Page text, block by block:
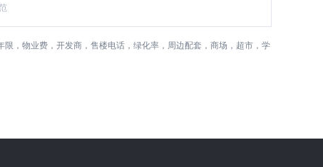
，物业费，开发商，售楼电话，绿化率，周边配套，商场，超市，学